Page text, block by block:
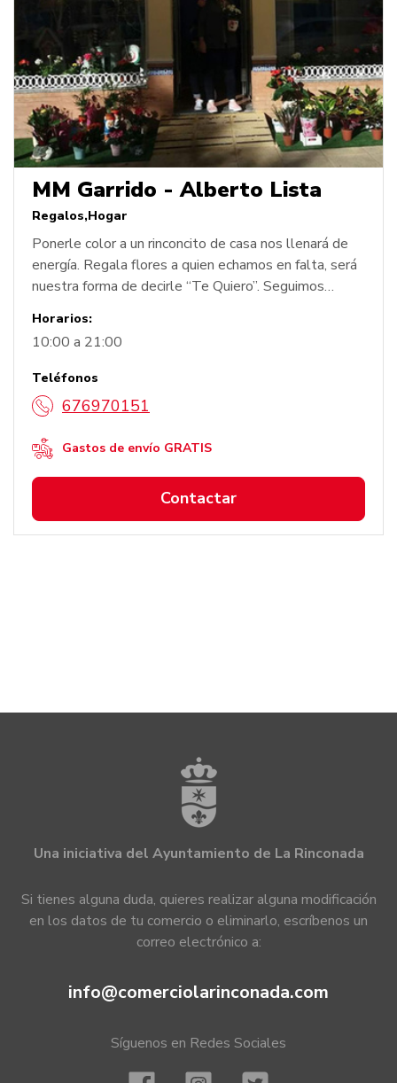
MM Garrido - Alberto Lista
Regalos Hogar
Ponerle color a un rinconcito de casa nos llenará de
energía. Regala flores a quien echamos en falta, será
nuestra forma de decirle “Te Quiero”. Seguimos
Recuerda que también hacemos envíos a domicilio.
Horarios:
10:00 a 21:00
Teléfonos
676970151
Gastos de envío GRATIS
Contactar
Una iniciativa del Ayuntamiento de La Rinconada
Si tienes alguna duda, quieres realizar alguna modificación
en los datos de tu comercio o eliminarlo, escríbenos un
correo electrónico a:
info@comerciolarinconada.com
Síguenos en Redes Sociales